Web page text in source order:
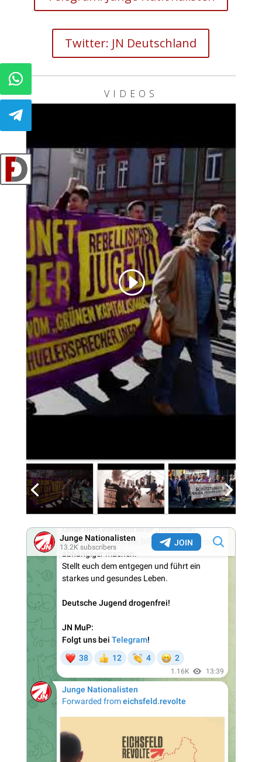
F
Twitter: JN Deutschland
VIDEOS